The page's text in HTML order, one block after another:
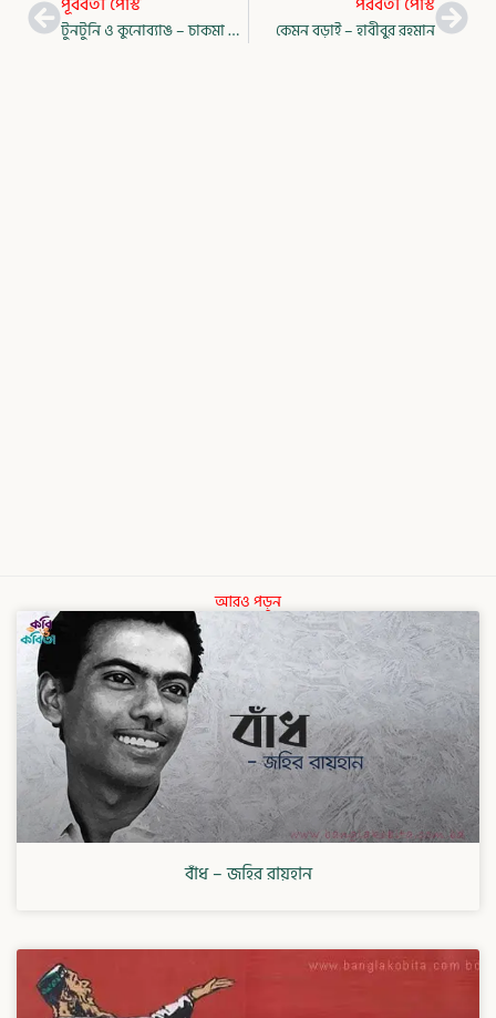
টুনটুনি ও কুনোব্যাঙ – চাকমা রূপকথা কেমন বড়াই – হাবীবুর রহমান
আরও পড়ুন
বাঁধ – জহির রায়হান